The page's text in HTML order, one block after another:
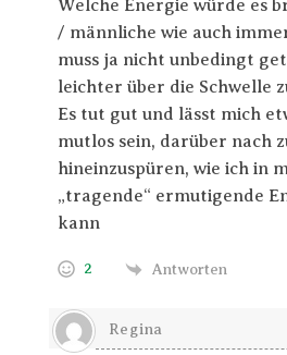
Welche Energie würde es
/ männliche wie auch
muss ja nicht unbedingt
leichter über die Schwelle
Es tut gut und lässt mich
mutlos sein, darüber nach
hineinzuspüren, wie ich in
„tragende“ ermutigende
kann
2 Antworten
Regina